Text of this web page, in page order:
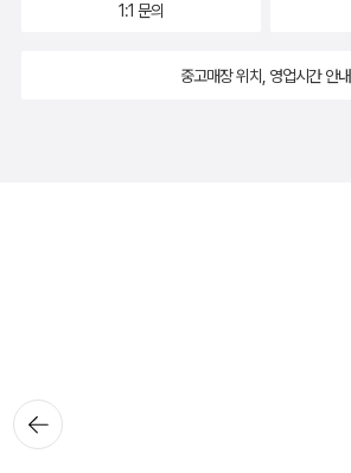
뒤로가
기
1:1 문의
중고매장 위치, 영업시간 안내